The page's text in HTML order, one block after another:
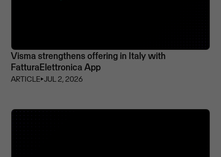
Visma strengthens offering in Italy with
FatturaElettronica App
ARTICLE⏵JUL 2, 2026